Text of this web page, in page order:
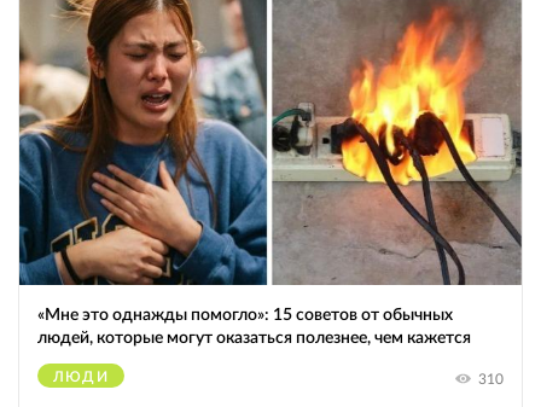
«Мне это однажды помогло»: 15 советов от обычных
людей, которые могут оказаться полезнее, чем кажется
ЛЮДИ 310